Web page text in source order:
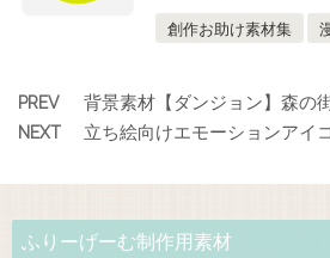
創作お助け素材集
PREV 背景素材【ダンジョン】森の
NEXT 立ち絵向けエモーションアイ
ふりーげーむ制作用素材